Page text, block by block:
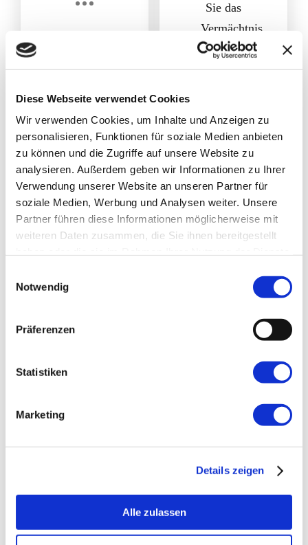
Diese Webseite verwendet Cookies
Wir verwenden Cookies, um Inhalte und Anzeigen zu
personalisieren, Funktionen für soziale Medien anbieten
zu können und die Zugriffe auf unsere Website zu
analysieren. Außerdem geben wir Informationen zu Ihrer
Verwendung unserer Website an unseren Partner für
soziale Medien, Werbung und Analysen weiter. Unsere
Partner führen diese Informationen möglicherweise mit
weiteren Daten zusammen, die Sie ihnen bereitgestellt
Notwendig
Präferenzen
Statistiken
Marketing
Details zeigen
Alle zulassen
clevere
den
Start
der
Rätseltour
und
den
anschließenden
Sie das
Vermächtnis
gerettet
haben,
Bergische
Museum
in
Schloss
Burg
besuchen:
Dienstag
Sonntag,
Ruhetag)
Preise:
ca.